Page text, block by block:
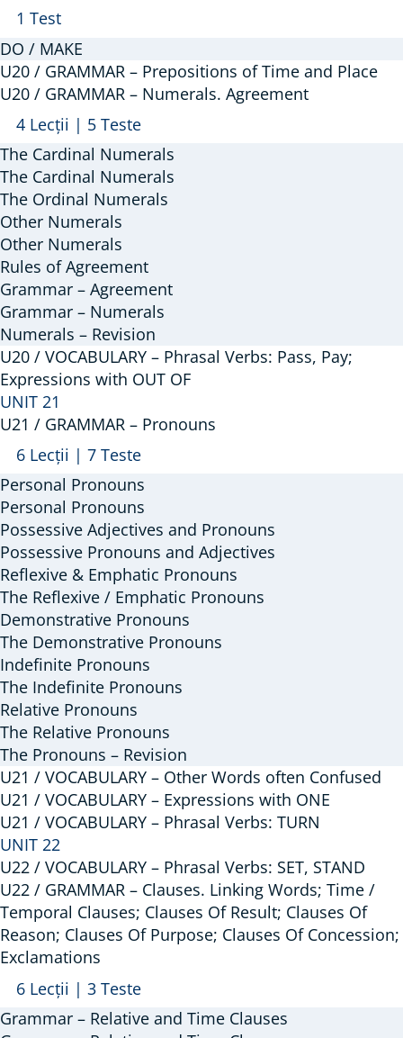
TO
RUN,
TO
SEE
Arată
U20
/
VOCABULARY
–
DO
MAKE
1 Test
DO / MAKE
U20 / GRAMMAR – Prepositions of Time and Place
U20 / GRAMMAR – Numerals. Agreement
Arată
U20
/
GRAMMAR
–
Numerals.
Agreement
4 Lecții | 5 Teste
The Cardinal Numerals
The Cardinal Numerals
The Ordinal Numerals
Other Numerals
Other Numerals
Rules of Agreement
Grammar – Agreement
Grammar – Numerals
Numerals – Revision
U20 / VOCABULARY – Phrasal Verbs: Pass, Pay;
Expressions with OUT OF
UNIT 21
U21 / GRAMMAR – Pronouns
Arată
U21
/
GRAMMAR
–
Pronouns
6 Lecții | 7 Teste
Personal Pronouns
Personal Pronouns
Possessive Adjectives and Pronouns
Possessive Pronouns and Adjectives
Reflexive & Emphatic Pronouns
The Reflexive / Emphatic Pronouns
Demonstrative Pronouns
The Demonstrative Pronouns
Indefinite Pronouns
The Indefinite Pronouns
Relative Pronouns
The Relative Pronouns
The Pronouns – Revision
U21 / VOCABULARY – Other Words often Confused
U21 / VOCABULARY – Expressions with ONE
U21 / VOCABULARY – Phrasal Verbs: TURN
UNIT 22
U22 / VOCABULARY – Phrasal Verbs: SET, STAND
U22 / GRAMMAR – Clauses. Linking Words; Time /
Temporal Clauses; Clauses Of Result; Clauses Of
Reason; Clauses Of Purpose; Clauses Of Concession;
Exclamations
Arată
U22
/
6 Lecții | 3 Teste
Grammar – Relative and Time Clauses